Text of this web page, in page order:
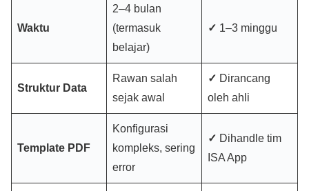
Waktu
2–4 bulan
(termasuk
belajar)
✓ 1–3 minggu
Struktur Data
Rawan salah
sejak awal
✓ Dirancang
oleh ahli
Template PDF
Konfigurasi
kompleks, sering
error
✓ Dihandle tim
ISA App